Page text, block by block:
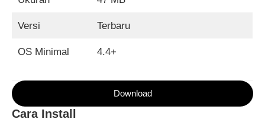
Versi Terbaru
OS Minimal 4.4+
Download
Cara Install